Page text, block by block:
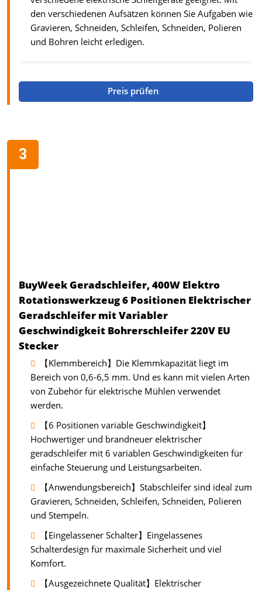
den verschiedenen Aufsätzen können Sie Aufgaben wie
Gravieren, Schneiden, Schleifen, Schneiden, Polieren
und Bohren leicht erledigen.
Preis prüfen
BuyWeek Geradschleifer, 400W Elektro
Rotationswerkzeug 6 Positionen Elektrischer
Geradschleifer mit Variabler
Geschwindigkeit Bohrerschleifer 220V EU
Stecker
【Klemmbereich】Die Klemmkapazität liegt im
Bereich von 0,6-6,5 mm. Und es kann mit vielen Arten
von Zubehör für elektrische Mühlen verwendet
werden.
【6 Positionen variable Geschwindigkeit】
Hochwertiger und brandneuer elektrischer
geradschleifer mit 6 variablen Geschwindigkeiten für
einfache Steuerung und Leistungsarbeiten.
【Anwendungsbereich】Stabschleifer sind ideal zum
Gravieren, Schneiden, Schleifen, Schneiden, Polieren
und Stempeln.
【Eingelassener Schalter】Eingelassenes
Schalterdesign für maximale Sicherheit und viel
Komfort.
【Ausgezeichnete Qualität】Elektrischer